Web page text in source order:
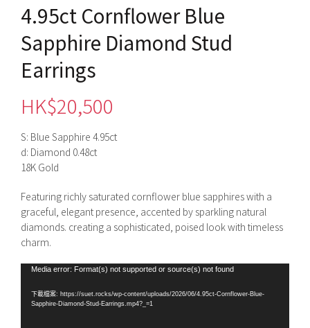
4.95ct Cornflower Blue
Sapphire Diamond Stud
Earrings
HK$20,500
S: Blue Sapphire 4.95ct
d: Diamond 0.48ct
18K Gold
Featuring richly saturated cornflower blue sapphires with a
graceful, elegant presence, accented by sparkling natural
diamonds. creating a sophisticated, poised look with timeless
charm.
Media error: Format(s) not supported or source(s) not found
下載檔案: https://suet.rocks/wp-content/uploads/2026/06/4.95ct-Cornflower-Blue-
Sapphire-Diamond-Stud-Earrings.mp4?_=1